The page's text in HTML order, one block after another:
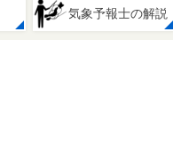
気象予報士の解説